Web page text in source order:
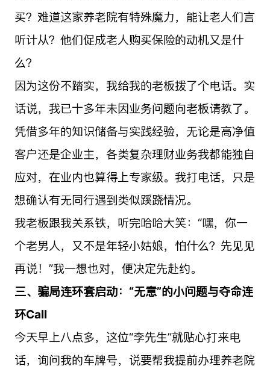
买？难道这家养老院有特殊魔力，能让老人们言
听计从？他们促成老人购买保险的动机又是什
么？
因为这份不踏实，我给我的老板拨了个电话。实
话说，我已十多年未因业务问题向老板请教了。
凭借多年的知识储备与实践经验，无论是高净值
客户还是企业主，各类复杂理财业务我都能独自
应对，在业内也算得上专家级。我打电话，只是
想确认有无同行遇到类似蹊跷情况。
我老板跟我关系铁，听完哈哈大笑：“嘿，你一
个老男人，又不是年轻小姑娘，怕什么？先见见
再说！”我一想也对，便决定先赴约。
三、骗局连环套启动：“无意”的小问题与夺命连
环Call
今天早上八点多，这位“李先生”就贴心打来电
话，询问我的车牌号，说要帮我提前办理养老院